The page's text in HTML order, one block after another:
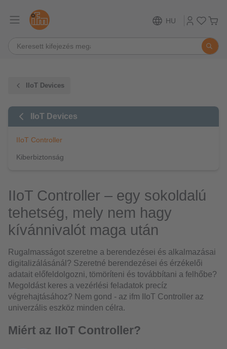
HU
IIoT Devices
IIoT Devices
IIoT Controller
Kiberbiztonság
IIoT Controller – egy sokoldalú
tehetség, mely nem hagy
kívánnivalót maga után
Rugalmasságot szeretne a berendezései és alkalmazásai
digitalizálásánál? Szeretné berendezései és érzékelői
adatait előfeldolgozni, tömöríteni és továbbítani a felhőbe?
Megoldást keres a vezérlési feladatok precíz
végrehajtásához? Nem gond - az ifm IIoT Controller az
univerzális eszköz minden célra.
Miért az IIoT Controller?